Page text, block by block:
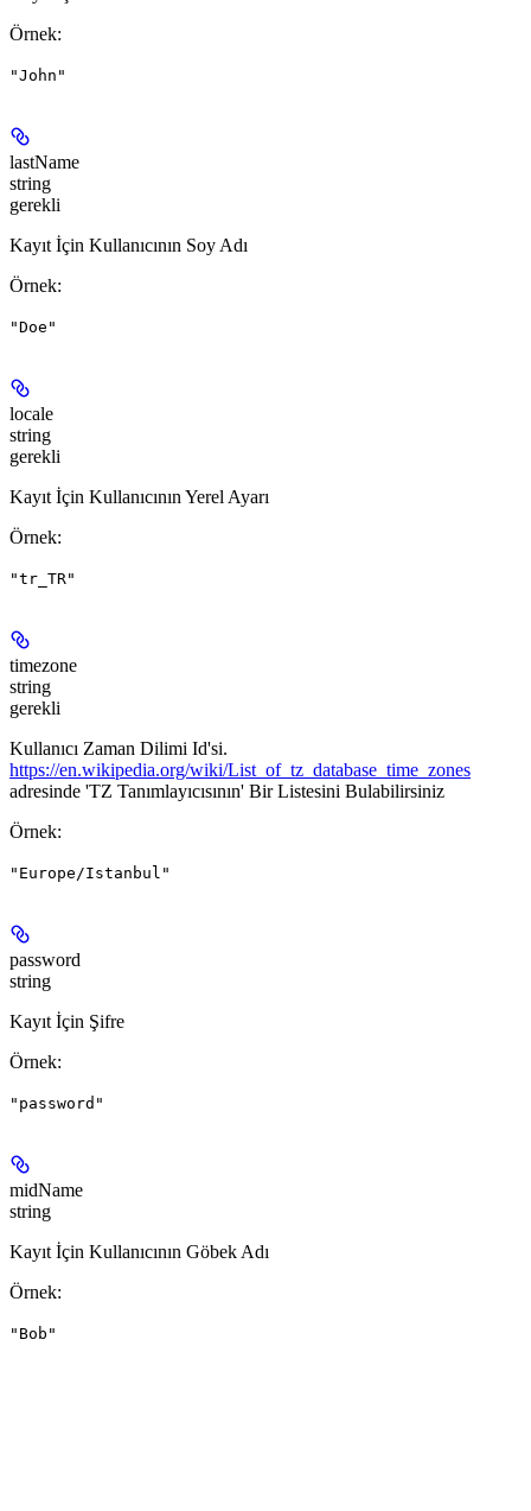
Örnek:
"John"
lastName
string
gerekli
Kayıt İçin Kullanıcının Soy Adı
Örnek:
"Doe"
locale
string
gerekli
Kayıt İçin Kullanıcının Yerel Ayarı
Örnek:
"tr_TR"
timezone
string
gerekli
Kullanıcı Zaman Dilimi Id'si.
https://en.wikipedia.org/wiki/List_of_tz_database_time_zones
adresinde 'TZ Tanımlayıcısının' Bir Listesini Bulabilirsiniz
Örnek:
"Europe/Istanbul"
password
string
Kayıt İçin Şifre
Örnek:
"password"
midName
string
Kayıt İçin Kullanıcının Göbek Adı
Örnek:
"Bob"